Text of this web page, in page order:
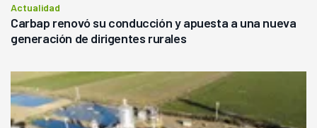
Actualidad
Carbap renovó su conducción y apuesta a una nueva
generación de dirigentes rurales